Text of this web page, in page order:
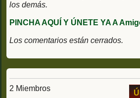
los demás.
PINCHA AQUÍ Y ÚNETE YA A
Los comentarios están cerrados.
2 Miembros